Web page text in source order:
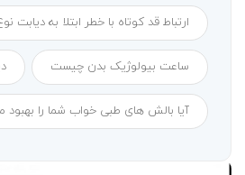
ارتباط قد کوتاه با خطر ابتلا به دیابت نوع
ساعت بیولوژیک بدن چیست
آیا بالش های طبی خواب شما را بهبود